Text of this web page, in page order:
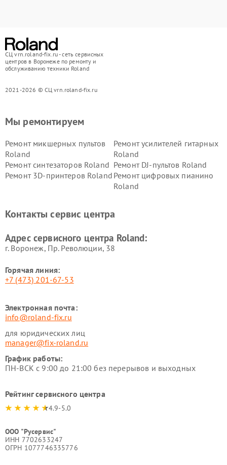
СЦ vrn.roland-fix.ru - сеть сервисных
центров в Воронеже по ремонту и
обслуживанию техники Roland
2021-2026 © СЦ vrn.roland-fix.ru
Мы ремонтируем
Ремонт микшерных пультов
Roland
Ремонт усилителей гитарных
Roland
Ремонт синтезаторов Roland Ремонт DJ-пультов Roland
Ремонт 3D-принтеров Roland Ремонт цифровых пианино
Roland
Контакты сервис центра
Адрес сервисного центра Roland:
г. Воронеж, Пр. Революции, 38
Горячая линия:
+7 (473) 201-67-53
Электронная почта:
info@roland-fix.ru
для юридических лиц
manager@fix-roland.ru
График работы:
ПН-ВСК с 9:00 до 21:00 без перерывов и выходных
Рейтинг сервисного центра
4.9-5.0
ООО "Русервис"
ИНН 7702633247
ОГРН 1077746335776